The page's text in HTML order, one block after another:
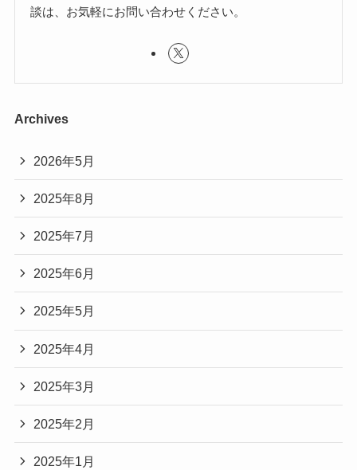
談は、お気軽にお問い合わせください。
Archives
2026年5月
2025年8月
2025年7月
2025年6月
2025年5月
2025年4月
2025年3月
2025年2月
2025年1月